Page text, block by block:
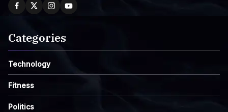
Categories
Technology
Fitness
Politics